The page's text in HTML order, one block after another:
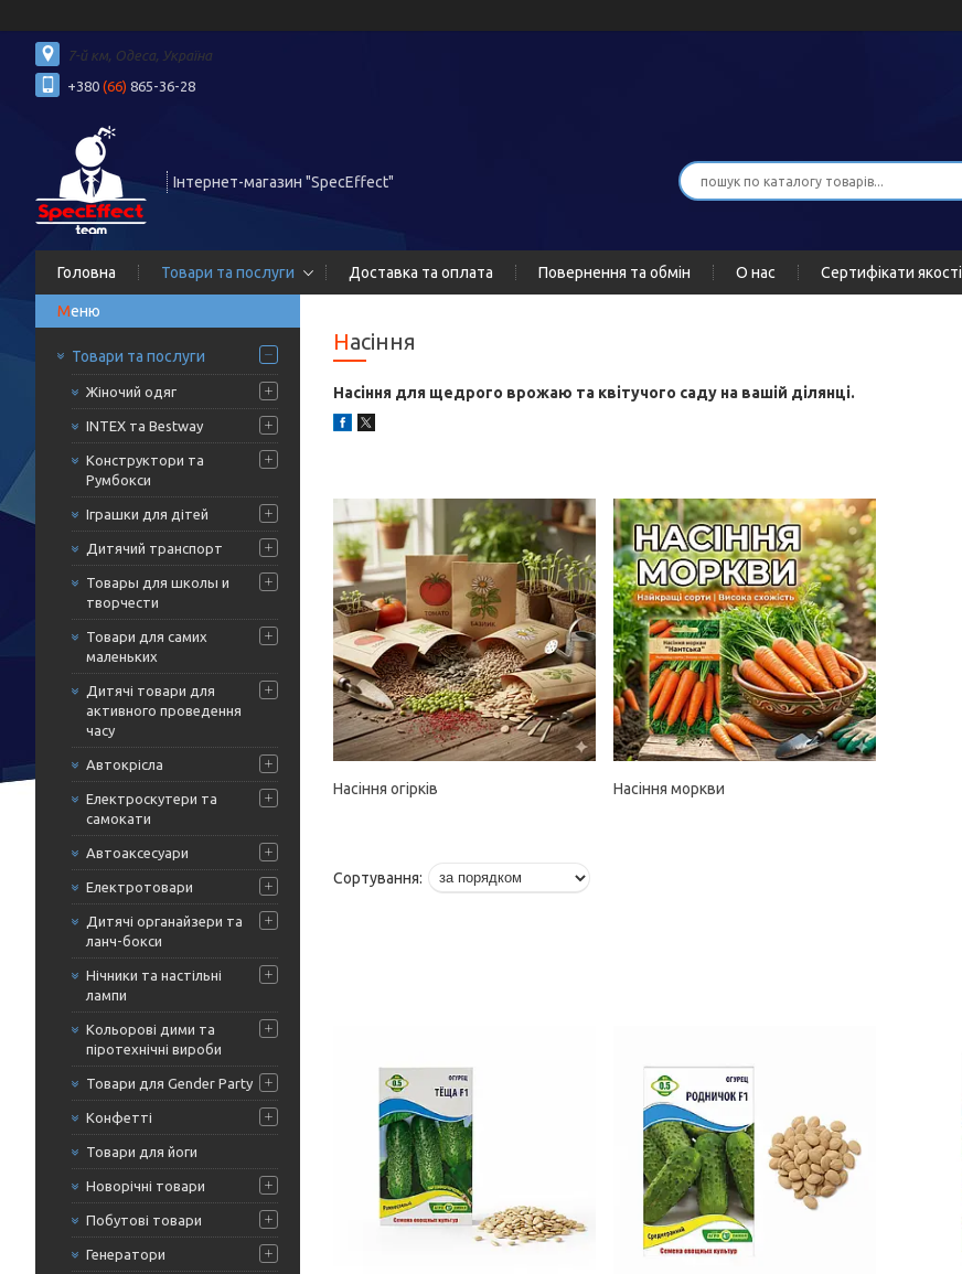
7-й км, Одеса, Україна
+380 (66) 865-36-28
Інтернет-магазин "SpecEffect"
Головна Товари та послуги Доставка та оплата Повернення та обмін О нас Сертифікати якості
Товари та послуги
Жіночий одяг
INTEX та Bestway
Конструктори та
Румбокси
Іграшки для дітей
Дитячий транспорт
Товары для школы и
творчести
Товари для самих
маленьких
Дитячі товари для
активного проведення
часу
Автокрісла
Електроскутери та
самокати
Автоаксесуари
Електротовари
Дитячі органайзери та
ланч-бокси
Нічники та настільні
лампи
Кольорові дими та
піротехнічні вироби
Товари для Gender Party
Конфетті
Товари для йоги
Новорічні товари
Побутові товари
Генератори
Насіння
Насіння для щедрого врожаю та квітучого саду на вашій ділянці.
Насіння огірків Насіння моркви